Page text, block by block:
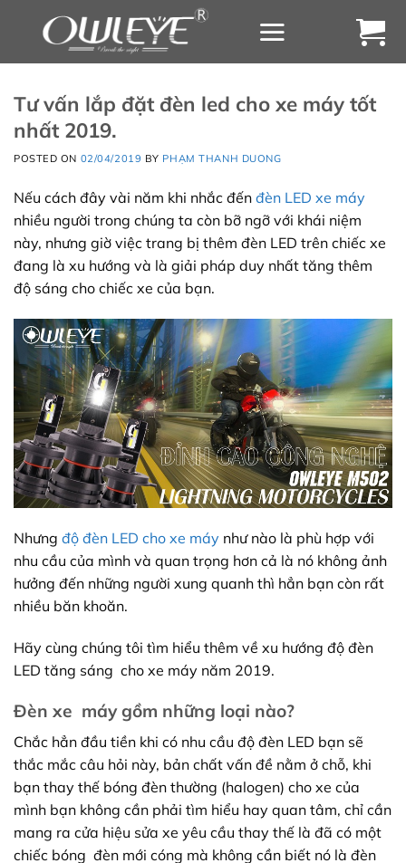
Tư vấn lắp đặt đèn led cho xe máy tốt
nhất 2019.
POSTED ON 02/04/2019 BY PHẠM THANH DUONG
Nếu cách đây vài năm khi nhắc đến đèn LED xe máy
nhiều người trong chúng ta còn bỡ ngỡ với khái niệm
này, nhưng giờ việc trang bị thêm đèn LED trên chiếc xe
đang là xu hướng và là giải pháp duy nhất tăng thêm
độ sáng cho chiếc xe của bạn.
Nhưng độ đèn LED cho xe máy như nào là phù hợp với
nhu cầu của mình và quan trọng hơn cả là nó không ảnh
hưởng đến những người xung quanh thì hẳn bạn còn rất
nhiều băn khoăn.
Hãy cùng chúng tôi tìm hiểu thêm về xu hướng độ đèn
LED tăng sáng cho xe máy năm 2019.
Đèn xe máy gồm những loại nào?
Chắc hẳn đầu tiền khi có nhu cầu độ đèn LED bạn sẽ
thắc mắc câu hỏi này, bản chất vấn đề nằm ở chỗ, khi
bạn thay thế bóng đèn thường (halogen) cho xe của
mình bạn không cần phải tìm hiểu hay quan tâm, chỉ cần
mang ra cửa hiệu sửa xe yêu cầu thay thế là đã có một
chiếc bóng đèn mới cóng mà không cần biết nó là đèn